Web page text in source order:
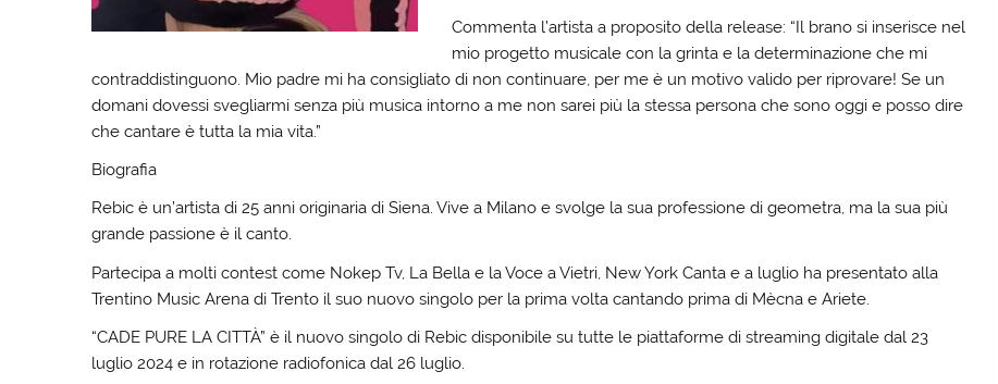
Commenta l’artista a proposito della release: “Il brano si inserisce nel
mio progetto musicale con la grinta e la determinazione che mi
contraddistinguono. Mio padre mi ha consigliato di non continuare, per me è un motivo valido per riprovare! Se un
domani dovessi svegliarmi senza più musica intorno a me non sarei più la stessa persona che sono oggi e posso dire
che cantare è tutta la mia vita.”
Biografia
Rebic è un’artista di 25 anni originaria di Siena. Vive a Milano e svolge la sua professione di geometra, ma la sua più
grande passione è il canto.
Partecipa a molti contest come Nokep Tv, La Bella e la Voce a Vietri, New York Canta e a luglio ha presentato alla
Trentino Music Arena di Trento il suo nuovo singolo per la prima volta cantando prima di Mècna e Ariete.
“CADE PURE LA CITTÀ” è il nuovo singolo di Rebic disponibile su tutte le piattaforme di streaming digitale dal 23
luglio 2024 e in rotazione radiofonica dal 26 luglio.